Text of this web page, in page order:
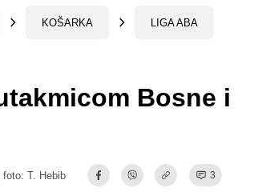
KOŠARKA LIGA ABA
Bosne i
, foto: T. Hebib 3